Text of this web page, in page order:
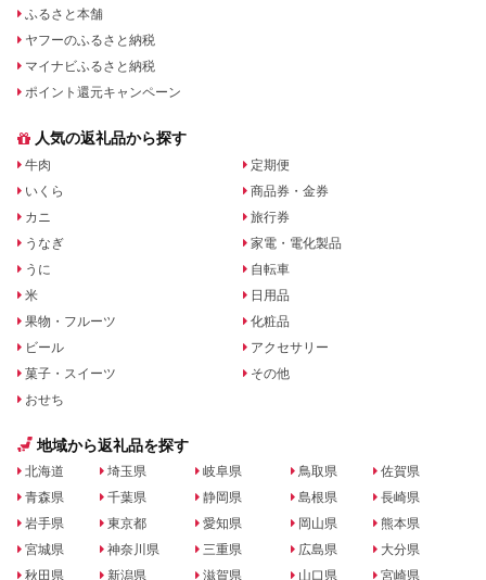
ふるさと本舗
ヤフーのふるさと納税
マイナビふるさと納税
ポイント還元キャンペーン
人気の返礼品から探す
牛肉
いくら
カニ
うなぎ
うに
米
果物・フルーツ
ビール
菓子・スイーツ
おせち
定期便
商品券・金券
旅行券
家電・電化製品
自転車
日用品
化粧品
アクセサリー
その他
地域から返礼品を探す
北海道
青森県
岩手県
宮城県
秋田県
埼玉県
千葉県
東京都
神奈川県
新潟県
岐阜県
静岡県
愛知県
三重県
滋賀県
鳥取県
島根県
岡山県
広島県
山口県
佐賀県
長崎県
熊本県
大分県
宮崎県